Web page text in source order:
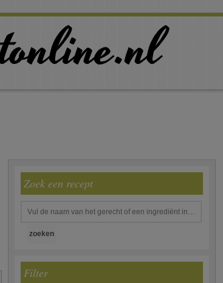
Zoek een recept
Filter